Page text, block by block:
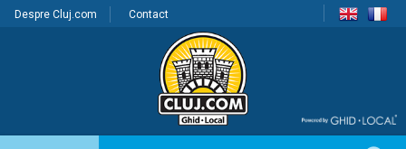
Despre Cluj.com Contact